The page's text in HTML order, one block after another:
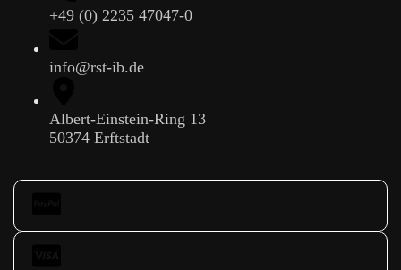
+49 (0) 2235 47047-0
info@rst-ib.de
Albert-Einstein-Ring 13
50374 Erftstadt